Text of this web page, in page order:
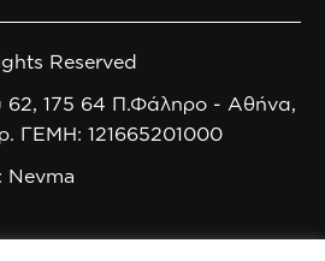
Reserved
62, 175 64 Π.Φάληρο - Αθήνα,
ΓΕΜΗ: 121665201000
Nevma